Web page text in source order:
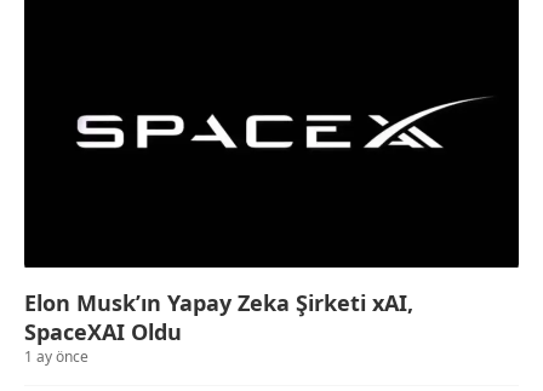
Elon Musk’ın Yapay Zeka Şirketi xAI,
SpaceXAI Oldu
1 ay önce